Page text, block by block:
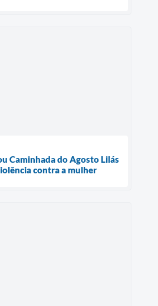
Caminhada do Agosto Lilás
contra a mulher